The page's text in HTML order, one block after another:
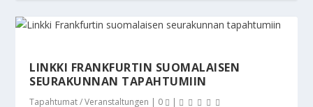
LINKKI FRANKFURTIN SUOMALAISEN
SEURAKUNNAN TAPAHTUMIIN
Tapahtumat / Veranstaltungen | 0 |